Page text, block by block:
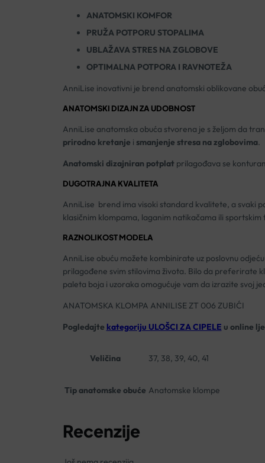
ANATOMSKI KOMFOR
PRUŽA POTPORU STOPALIMA
UBLAŽAVA STRES NA ZGLOBOVE
OPTIMALNA POTPORA I RAVNOTEŽA
AnniLise inovativni je brend anatomski oblikovane
ANATOMSKI DIZAJN ZA UDOBNOST
AnniLise anatomska obuća stvorena je s željom da
prirodno kretanje i smanjenje stresa na zglobovima.
Anatomski dizajniran potplat prilagođava se
DUGOTRAJNA KVALITETA
AnniLise brend ima visoki standard kvalitete, a svaki
klasičnim klompama, laganim natikačama ili
RAZNOLIKOST MODELA
AnniLise obuću možete kombinirate uz poslovnu
prilagođene svim stilovima života. Bilo da preferirate
paleta boja i uzoraka omogućuje vam da izrazite svoj
ANATOMSKA KLOMPA ANNILISE ZT 006 ZUBIĆI
Pogledajte kategoriju ULOŠCI ZA CIPELE u online
Veličina 37, 38, 39, 40, 41
Tip anatomske obuće Anatomske klompe
Recenzije